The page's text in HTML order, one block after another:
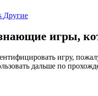
Другие
игры,
игру,
дальше по